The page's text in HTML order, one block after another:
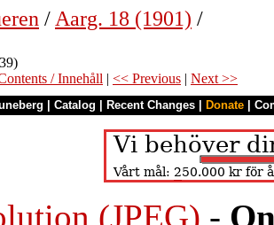
/ Aarg. 18 (1901) /
/ Innehåll | << Previous | Next >>
Catalog Recent Changes Donate
(JPEG) -